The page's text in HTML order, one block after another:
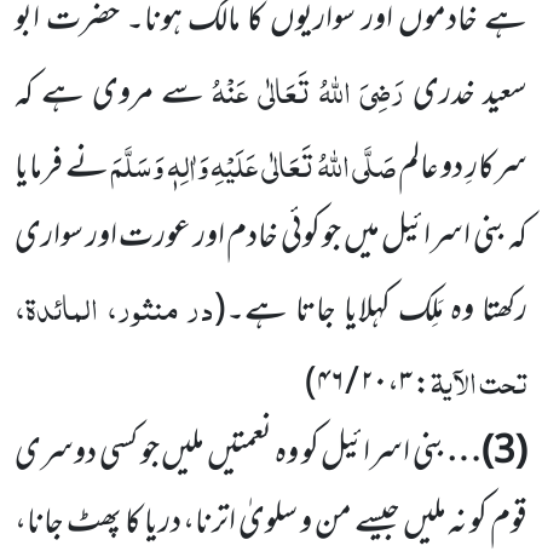
ہے خادموں اور سواریوں کا مالک ہونا۔حضرت ابو
سعید خدریرَضِیَ اللہُ تَعَالٰی عَنْہُسے مروی ہے کہ
سرکارِ دو عالمصَلَّی اللہُ تَعَالٰی عَلَیْہِ وَاٰلِہٖ وَسَلَّمَنے فرمایا
کہ بنیاسرائیل میں جو کوئی خادم اور عورت اور سواری
رکھتا وہ مَلِک کہلایا جاتا ہے۔(در منثور، المائدۃ،
تحت الآیۃ: ۲۰،۳ / ۴۶)
(
3
)…بنی اسرائیل کو وہ نعمتیں ملیں جو کسی دوسری
قوم کو نہ ملیں جیسے من و سلویٰ اترنا، دریا کا پھٹ جانا،